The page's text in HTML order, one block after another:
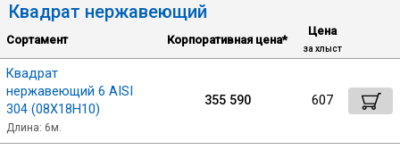
Полоса
Квадрат нержавеющий
Сортамент Корпоративная цена*
Цена
за хлыст
Квадрат
нержавеющий 6 AISI
304 (08Х18Н10)
Длина: 6м.
355 590 607